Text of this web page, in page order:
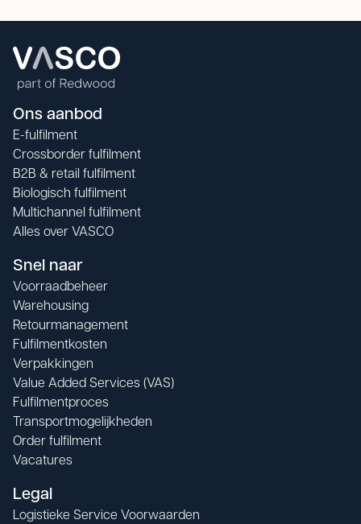
Ons aanbod
E-fulfilment
Crossborder fulfilment
B2B & retail fulfilment
Biologisch fulfilment
Multichannel fulfilment
Alles over VASCO
Snel naar
Voorraadbeheer
Warehousing
Retourmanagement
Fulfilmentkosten
Verpakkingen
Value Added Services (VAS)
Fulfilmentproces
Transportmogelijkheden
Order fulfilment
Vacatures
Legal
Logistieke Service Voorwaarden